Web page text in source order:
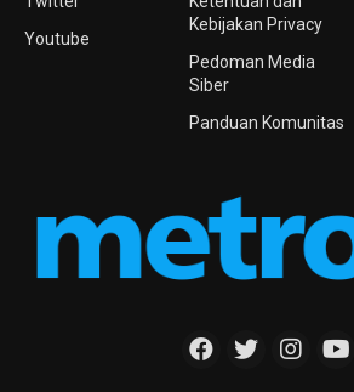
Youtube
Kebijakan Privacy
Pedoman Media
Siber
Panduan Komunitas